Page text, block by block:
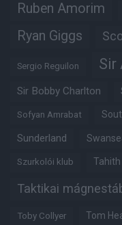
Ruben Amorim
Ryan Giggs
Sergio Reguilon Sir
Sir Bobby Charlton
Sofyan Amrabat
Sunderland
Szurkolói klub
Taktikai
Toby Collyer Tom